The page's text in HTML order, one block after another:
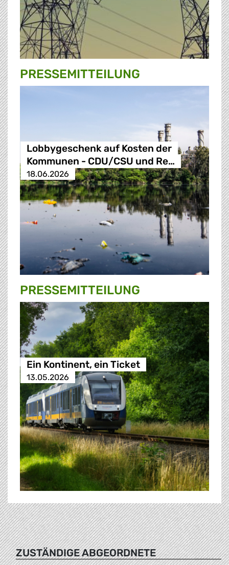
PRESSE­MITTEILUNG
Lobbygeschenk auf Kosten der
Kommunen - CDU/CSU und Re…
18.06.2026
PRESSE­MITTEILUNG
Ein Kontinent, ein Ticket
13.05.2026
ZUSTÄNDIGE ABGEORDNETE